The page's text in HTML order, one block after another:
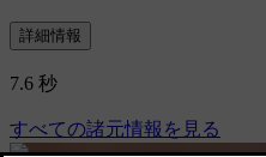
詳細情報
7.6 秒
すべての諸元情報を見る